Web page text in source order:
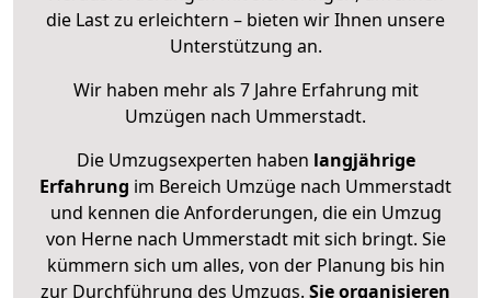
die Last zu erleichtern – bieten wir Ihnen unsere
Unterstützung an.
Wir haben mehr als 7 Jahre Erfahrung mit
Umzügen nach Ummerstadt.
Die Umzugsexperten haben langjährige
Erfahrung im Bereich Umzüge nach Ummerstadt
und kennen die Anforderungen, die ein Umzug
von Herne nach Ummerstadt mit sich bringt. Sie
kümmern sich um alles, von der Planung bis hin
zur Durchführung des Umzugs. Sie organisieren